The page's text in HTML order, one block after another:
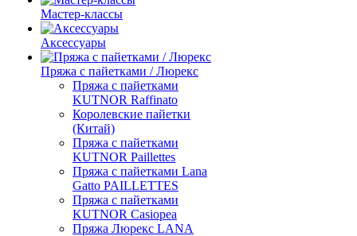
Мастер-классы
Аксессуары
Пряжа с пайетками / Люрекс
Пряжа с пайетками
KUTNOR Raffinato
Королевские пайетки
(Китай)
Пряжа с пайетками
KUTNOR Paillettes
Пряжа с пайетками Lana
Gatto PAILLETTES
Пряжа с пайетками
KUTNOR Casiopea
Пряжа Люрекс LANA